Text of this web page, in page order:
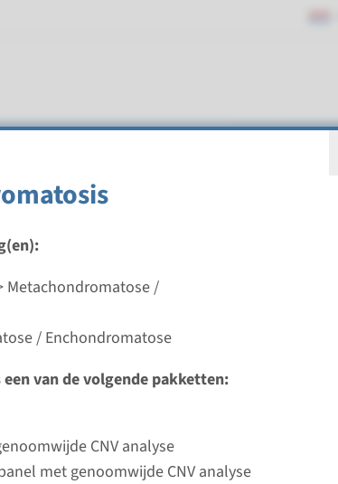
Metachondromatose /
/ Enchondromatose
van de volgende pakketten:
CNV analyse
met genoomwijde CNV analyse
4 weken